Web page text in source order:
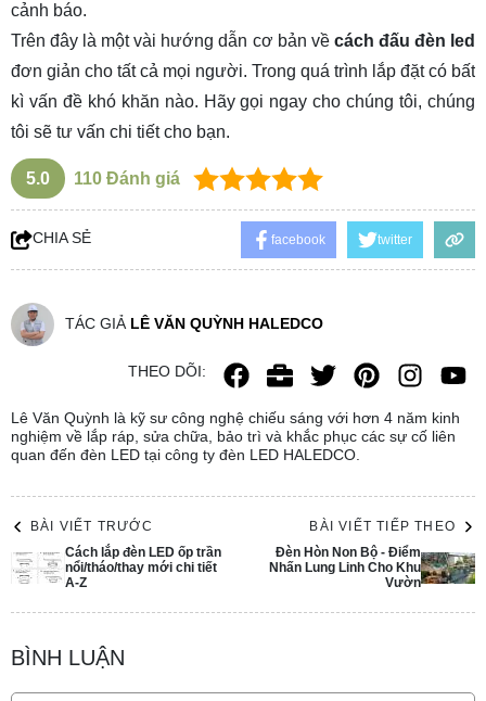
cảnh báo.
Trên đây là một vài hướng dẫn cơ bản về cách đấu đèn led
đơn giản cho tất cả mọi người. Trong quá trình lắp đặt có bất
kì vấn đề khó khăn nào. Hãy gọi ngay cho chúng tôi, chúng
tôi sẽ tư vấn chi tiết cho bạn.
5.0 110 Đánh giá
CHIA SẺ facebook twitter
TÁC GIẢ LÊ VĂN QUỲNH HALEDCO
THEO DÕI:
Lê Văn Quỳnh là kỹ sư công nghệ chiếu sáng với hơn 4 năm kinh
nghiệm về lắp ráp, sửa chữa, bảo trì và khắc phục các sự cố liên
quan đến đèn LED tại công ty đèn LED HALEDCO.
BÀI VIẾT TRƯỚC
Cách lắp đèn LED ốp trần
nổi/tháo/thay mới chi tiết
A-Z
BÀI VIẾT TIẾP THEO
Đèn Hòn Non Bộ - Điểm
Nhấn Lung Linh Cho Khu
Vườn
BÌNH LUẬN